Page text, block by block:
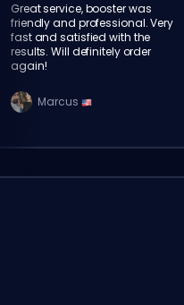
Great service, booster was
friendly and professional. Very
fast and satisfied with the
results. Will definitely order
again!
Marcus